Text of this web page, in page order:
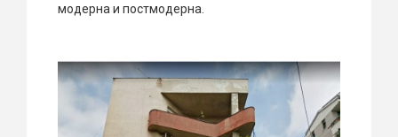
модерна и постмодерна.